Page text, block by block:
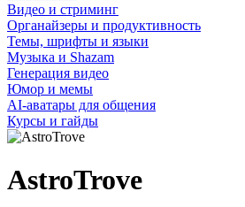
Видео и стриминг
Органайзеры и продуктивность
Темы, шрифты и языки
Музыка и Shazam
Генерация видео
Юмор и мемы
AI-аватары для общения
Курсы и гайды
AstroTrove